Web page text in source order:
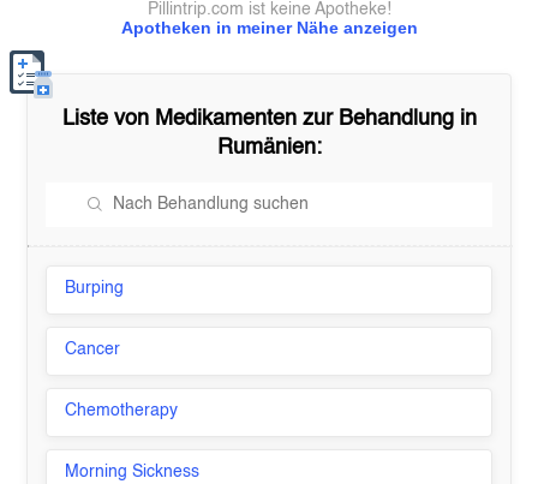
Apotheken in meiner Nähe anzeigen
Pillintrip.com ist keine Apotheke!
Liste von Medikamenten zur Behandlung in
Rumänien:
Burping
Cancer
Chemotherapy
Morning Sickness